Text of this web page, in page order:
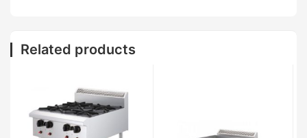
Related products